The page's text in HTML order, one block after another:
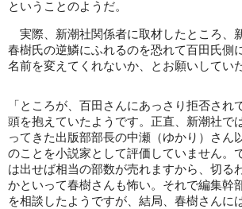
ということのようだ。
実際、新潮社関係者に取材したところ、
春樹氏の逆鱗にふれるのを恐れて百田氏側
名前を変えてくれないか、とお願いしてい
「ところが、百田さんにあっさり拒否され
頭を抱えていたようです。正直、新潮社で
ってきた出版部部長の中瀬（ゆかり）さん
のことを小説家として評価していません。
は出せば相当の部数が売れますから、切る
かといって春樹さんも怖い。それで編集幹
を相談したようですが、結局、春樹さんに